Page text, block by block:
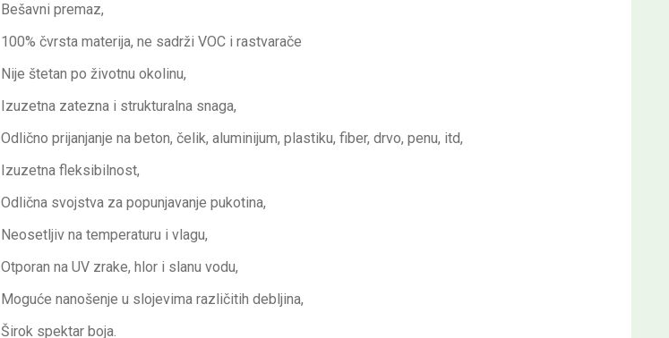
Bešavni premaz,
100% čvrsta materija, ne sadrži VOC i rastvarače
Nije štetan po životnu okolinu,
Izuzetna zatezna i strukturalna snaga,
Odlično prijanjanje na beton, čelik, aluminijum, plastiku, fiber, drvo, penu, itd,
Izuzetna fleksibilnost,
Odlična svojstva za popunjavanje pukotina,
Neosetljiv na temperaturu i vlagu,
Otporan na UV zrake, hlor i slanu vodu,
Moguće nanošenje u slojevima različitih debljina,
Širok spektar boja.